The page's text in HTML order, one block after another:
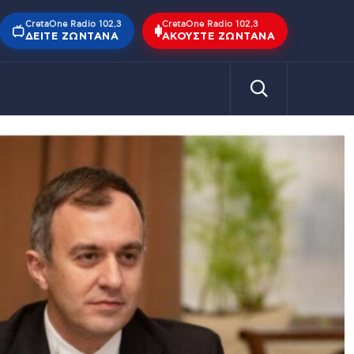
CretaOne Radio 102,3
ΔΕΊΤΕ ΖΩΝΤΑΝΆ
CretaOne Radio 102,3
ΑΚΟΎΣΤΕ ΖΩΝΤΑΝΆ